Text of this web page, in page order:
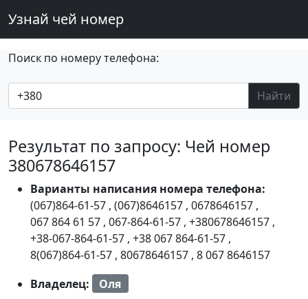
Узнай чей номер
Поиск по номеру телефона:
Найти
Результат по запросу: Чей номер
380678646157
Варианты написания номера телефона:
(067)864-61-57 , (067)8646157 , 0678646157 ,
067 864 61 57 , 067-864-61-57 , +380678646157 ,
+38-067-864-61-57 , +38 067 864-61-57 ,
8(067)864-61-57 , 80678646157 , 8 067 8646157
Владелец:
Оля